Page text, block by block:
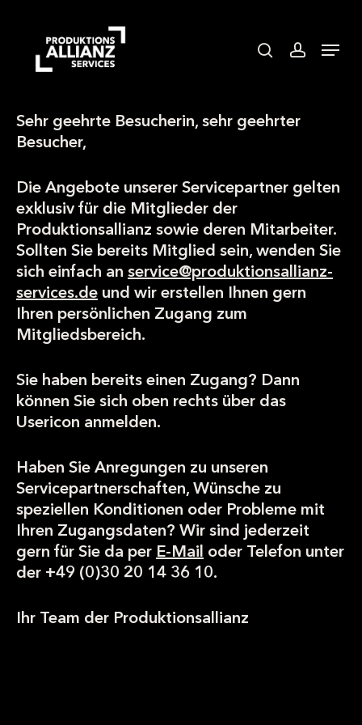
content
Menu
Sehr geehrte Besucherin, sehr geehrter
Besucher,
Die Angebote unserer Servicepartner gelten
exklusiv für die Mitglieder der
Produktionsallianz sowie deren Mitarbeiter.
Sollten Sie bereits Mitglied sein, wenden Sie
sich einfach an service@produktionsallianz-
services.de und wir erstellen Ihnen gern
Ihren persönlichen Zugang zum
Mitgliedsbereich.
Sie haben bereits einen Zugang? Dann
können Sie sich oben rechts über das
Usericon anmelden.
Haben Sie Anregungen zu unseren
Servicepartnerschaften, Wünsche zu
speziellen Konditionen oder Probleme mit
Ihren Zugangsdaten? Wir sind jederzeit
gern für Sie da per E-Mail oder Telefon unter
der +49 (0)30 20 14 36 10.
Ihr Team der Produktionsallianz